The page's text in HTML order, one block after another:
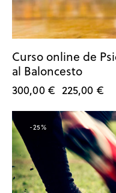
Curso online de
al Baloncesto
300,00 € 225,00 €
-25%